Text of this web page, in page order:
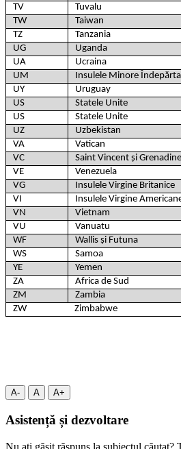
TV
Tuvalu
TW
Taiwan
TZ
Tanzania
UG
Uganda
UA
Ucraina
UM
Insulele Minore
UY
Uruguay
US
Statele Unite
US
Statele Unite
UZ
Uzbekistan
VA
Vatican
VC
Saint Vincent și
VE
Venezuela
VG
Insulele Virgine Britanice
VI
Insulele Virgine
VN
Vietnam
VU
Vanuatu
WF
Wallis și Futuna
WS
Samoa
YE
Yemen
ZA
Africa de Sud
ZM
Zambia
ZW
Zimbabwe
A- A A+
Asistență și dezvoltare
Nu ați găsit răspuns la subiectul căutat?